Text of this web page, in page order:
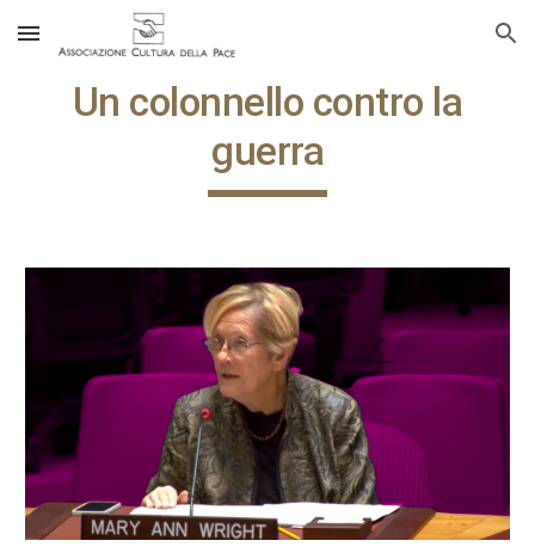
Skip to main content Skip to navigation
Un colonnello contro la
guerra